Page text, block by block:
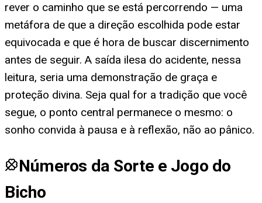
rever o caminho que se está percorrendo — uma
metáfora de que a direção escolhida pode estar
equivocada e que é hora de buscar discernimento
antes de seguir. A saída ilesa do acidente, nessa
leitura, seria uma demonstração de graça e
proteção divina. Seja qual for a tradição que você
segue, o ponto central permanece o mesmo: o
sonho convida à pausa e à reflexão, não ao pânico.
Números da Sorte e Jogo do
Bicho